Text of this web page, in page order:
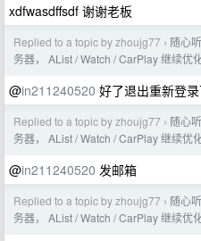
xdfwasdffsdf 谢谢老板
Replied to a topic by zhoujg77 › 随心
务器， AList / Watch / CarPlay 继续优
@in211240520 好了退出重新登
Replied to a topic by zhoujg77 › 随心
务器， AList / Watch / CarPlay 继续优
@in211240520 发邮箱
Replied to a topic by zhoujg77 › 随心
务器， AList / Watch / CarPlay 继续优